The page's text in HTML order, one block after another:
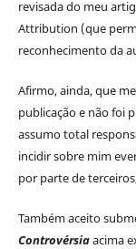
revisada do meu
Attribution (que
reconhecimento da
Afirmo, ainda, que
publicação e não foi
assumo total
incidir sobre mim
por parte de
Também aceito
Controvérsiaacima